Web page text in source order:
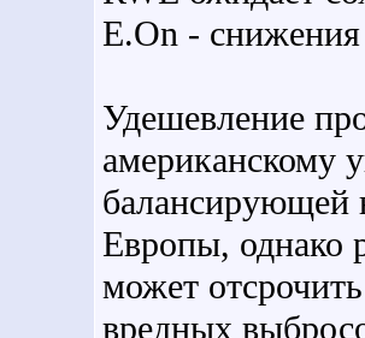
E.On -
Удешевление
американскому
балансирующей
Европы, однако
может
вредных